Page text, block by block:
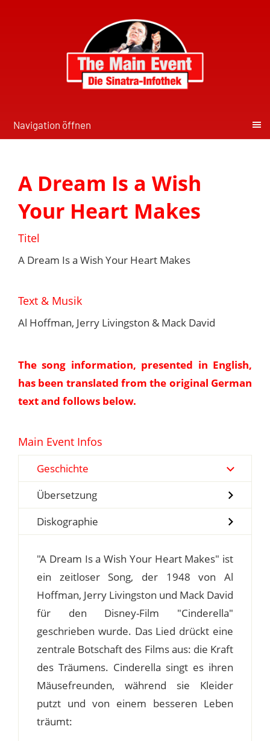
Navigation öffnen
A Dream Is a Wish
Your Heart Makes
Titel
A Dream Is a Wish Your Heart Makes
Text & Musik
Al Hoffman, Jerry Livingston & Mack David
The song information, presented in English,
has been translated from the original German
text and follows below.
Main Event Infos
Geschichte
Übersetzung
Diskographie
"A Dream Is a Wish Your Heart Makes" ist
ein zeitloser Song, der 1948 von Al
Hoffman, Jerry Livingston und Mack David
für den Disney-Film "Cinderella"
geschrieben wurde. Das Lied drückt eine
zentrale Botschaft des Films aus: die Kraft
des Träumens. Cinderella singt es ihren
Mäusefreunden, während sie Kleider
putzt und von einem besseren Leben
träumt: